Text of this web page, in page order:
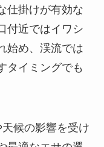
仕掛けが有効な
付近ではイワシ
始め、渓流では
タイミングでも
候の影響を受け